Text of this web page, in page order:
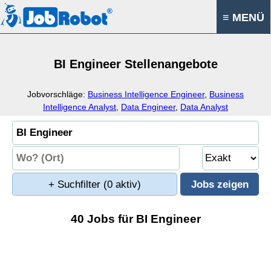
≡ MENÜ
BI Engineer Stellenangebote
Jobvorschläge: Business Intelligence Engineer, Business
Intelligence Analyst Data Engineer, Data Analyst
+ Suchfilter (0 aktiv)
40 Jobs für BI Engineer